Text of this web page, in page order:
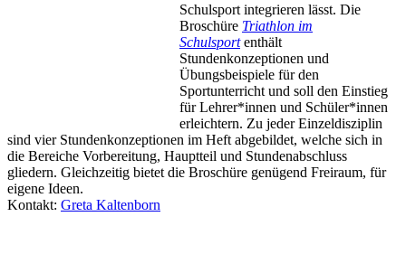
Schulsport integrieren lässt. Die
Broschüre Triathlon im
Schulsport enthält
Stundenkonzeptionen und
Übungsbeispiele für den
Sportunterricht und soll den Einstieg
für Lehrer*innen und Schüler*innen
erleichtern. Zu jeder Einzeldisziplin
sind vier Stundenkonzeptionen im Heft abgebildet, welche sich in
die Bereiche Vorbereitung, Hauptteil und Stundenabschluss
gliedern. Gleichzeitig bietet die Broschüre genügend Freiraum, für
eigene Ideen.
Kontakt: Greta Kaltenborn